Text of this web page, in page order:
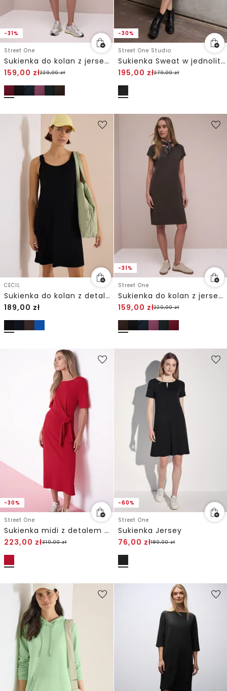
-31%
Street One
Sukienka do kolan z jerseyu
159,00 zł229,00zł
-30%
Street One Studio
Sukienka Sweat w jednolitym kolorze
195,00 zł279,00zł
CECIL
Sukienka do kolan z detalem węzła
189,00 zł
-31%
Street One
Sukienka do kolan z jerseyu
159,00 zł229,00zł
-30%
Street One
Sukienka midi z detalem węzła
223,00 zł319,00zł
-60%
Street One
Sukienka Jersey
76,00 zł189,00zł